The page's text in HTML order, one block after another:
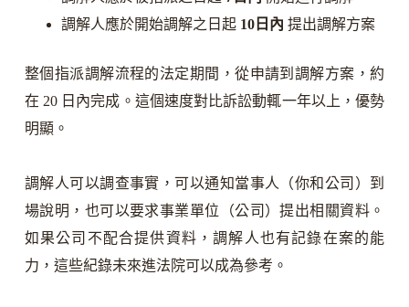
調解人應於開始調解之日起 10日內 提出調解方案
整個指派調解流程的法定期間，從申請到調解方案，約
在 20 日內完成。這個速度對比訴訟動輒一年以上，優勢
明顯。
調解人可以調查事實，可以通知當事人（你和公司）到
場說明，也可以要求事業單位（公司）提出相關資料。
如果公司不配合提供資料，調解人也有記錄在案的能
力，這些紀錄未來進法院可以成為參考。